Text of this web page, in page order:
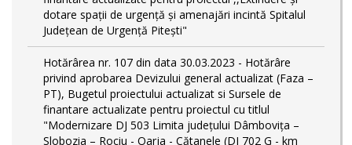
dotare spații de urgență și amenajări incintă Spitalul
Județean de Urgență Pitești"
Hotărârea nr. 107 din data 30.03.2023 - Hotărâre
privind aprobarea Devizului general actualizat (Faza –
PT), Bugetul proiectului actualizat si Sursele de
finantare actualizate pentru proiectul cu titlul
"Modernizare DJ 503 Limita județului Dâmbovița –
Slobozia – Rociu - Oarja - Cătanele (DJ 702 G - km